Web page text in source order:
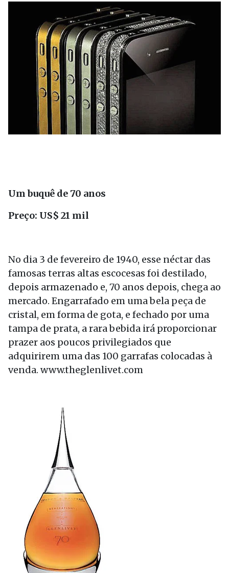
Um buquê de 70 anos
Preço: US$ 21 mil
No dia 3 de fevereiro de 1940, esse néctar das
famosas terras altas escocesas foi destilado,
depois armazenado e, 70 anos depois, chega ao
mercado. Engarrafado em uma bela peça de
cristal, em forma de gota, e fechado por uma
tampa de prata, a rara bebida irá proporcionar
prazer aos poucos privilegiados que
adquirirem uma das 100 garrafas colocadas à
venda. www.theglenlivet.com